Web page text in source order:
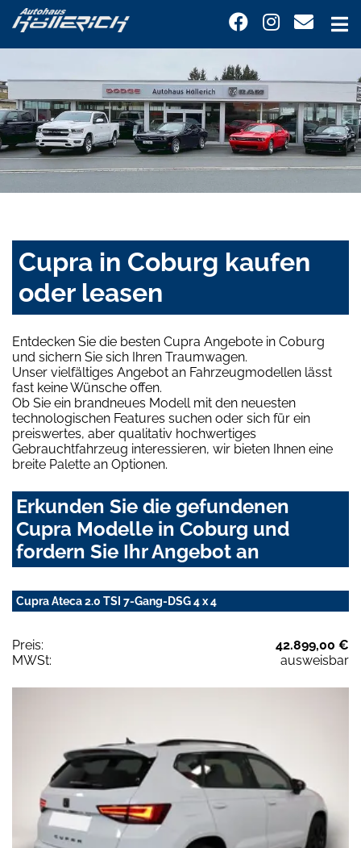
Cupra in Coburg kaufen
oder leasen
Entdecken Sie die besten Cupra Angebote in Coburg
und sichern Sie sich Ihren Traumwagen.
Unser vielfältiges Angebot an Fahrzeugmodellen lässt
fast keine Wünsche offen.
Ob Sie ein brandneues Modell mit den neuesten
technologischen Features suchen oder sich für ein
preiswertes, aber qualitativ hochwertiges
Gebrauchtfahrzeug interessieren, wir bieten Ihnen eine
breite Palette an Optionen.
Erkunden Sie die gefundenen
Cupra Modelle in Coburg und
fordern Sie Ihr Angebot an
Cupra Ateca 2.0 TSI 7-Gang-DSG 4 x 4
Preis:
42.899,00 €
MWSt:
ausweisbar